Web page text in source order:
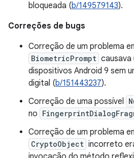
bloqueada (b/149579143).
Correções de bugs
Correção de um problema
BiometricPrompt causava
dispositivos Android 9 sem
digital (b/151443237).
Correção de uma possível
no
Correção de um problema
CryptoObject incorreto